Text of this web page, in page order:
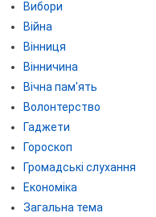
Вибори
Війна
Вінниця
Вінничина
Вічна пам'ять
Волонтерство
Гаджети
Гороскоп
Громадські слухання
Економіка
Загальна тема